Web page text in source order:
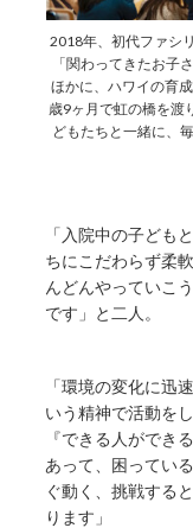
2018年、初代ファシ
「関わってきたお子
ほかに、ハワイの育
歳9ヶ月で虹の橋を渡
どもたちと一緒に、
「入院中の子ども
ちにこだわらず柔
んどんやっていこ
です」と二人。
「環境の変化に迅
いう精神で活動を
『できる人ができ
あって、困ってい
ぐ動く、挑戦する
ります」